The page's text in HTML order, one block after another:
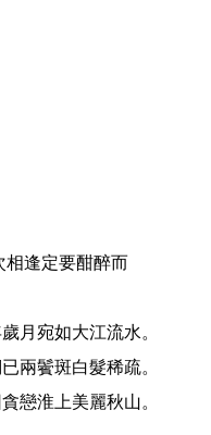
月宛如大江流水。
兩鬢斑白髮稀疏。